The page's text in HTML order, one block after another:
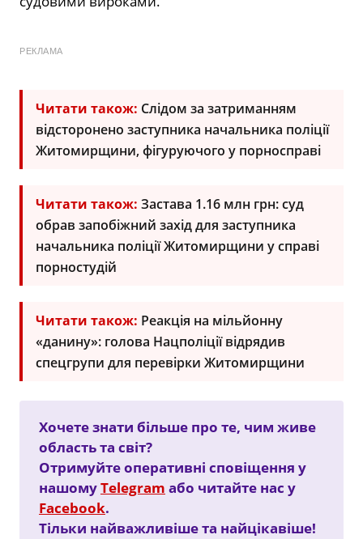
РЕКЛАМА
Читати також: Слідом за затриманням
відсторонено заступника начальника поліції
Житомирщини, фігуруючого у порносправі
Читати також: Застава 1.16 млн грн: суд
обрав запобіжний захід для заступника
начальника поліції Житомирщини у справі
порностудій
Читати також: Реакція на мільйонну
«данину»: голова Нацполіції відрядив
спецгрупи для перевірки Житомирщини
Хочете знати більше про те, чим живе
область та світ?
Отримуйте оперативні сповіщення у
нашомуTelegram або читайте нас у
Facebook.
Тільки найважливіше та найцікавіше!